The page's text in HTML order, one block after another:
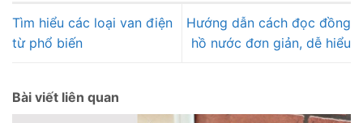
Tìm hiểu các loại van điện
từ phổ biến
Hướng dẫn cách đọc đồng
hồ nước đơn giản, dễ hiểu
Bài viết liên quan